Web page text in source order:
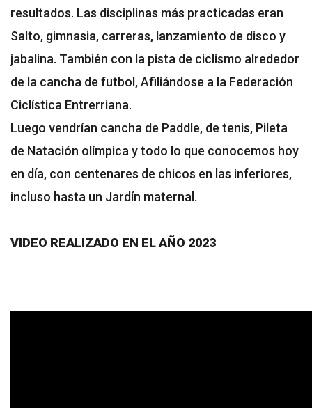
resultados. Las disciplinas más practicadas eran
Salto, gimnasia, carreras, lanzamiento de disco y
jabalina. También con la pista de ciclismo alrededor
de la cancha de futbol, Afiliándose a la Federación
Ciclística Entrerriana.
Luego vendrían cancha de Paddle, de tenis, Pileta
de Natación olímpica y todo lo que conocemos hoy
en día, con centenares de chicos en las inferiores,
incluso hasta un Jardín maternal.
VIDEO REALIZADO EN EL AÑO 2023